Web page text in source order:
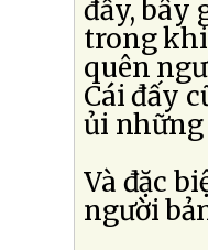
đấy, bây
trong
quên
Cái đấy
ủi những
Và đặc
người